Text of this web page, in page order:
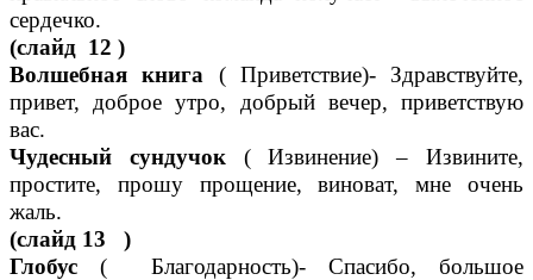
сердечко.
(слайд 12 )
Волшебная книга ( Приветствие)- Здравствуйте,
привет, доброе утро, добрый вечер, приветствую
вас.
Чудесный сундучок( Извинение) – Извините,
простите, прошу прощение, виноват, мне очень
жаль.
(слайд 13 )
Глобус ( Благодарность)- Спасибо, большое